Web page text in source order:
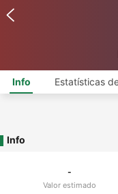
Info Estatísticas
Info
-
Valor estimado